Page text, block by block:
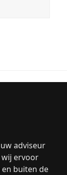
adviseur
wij ervoor
buiten de